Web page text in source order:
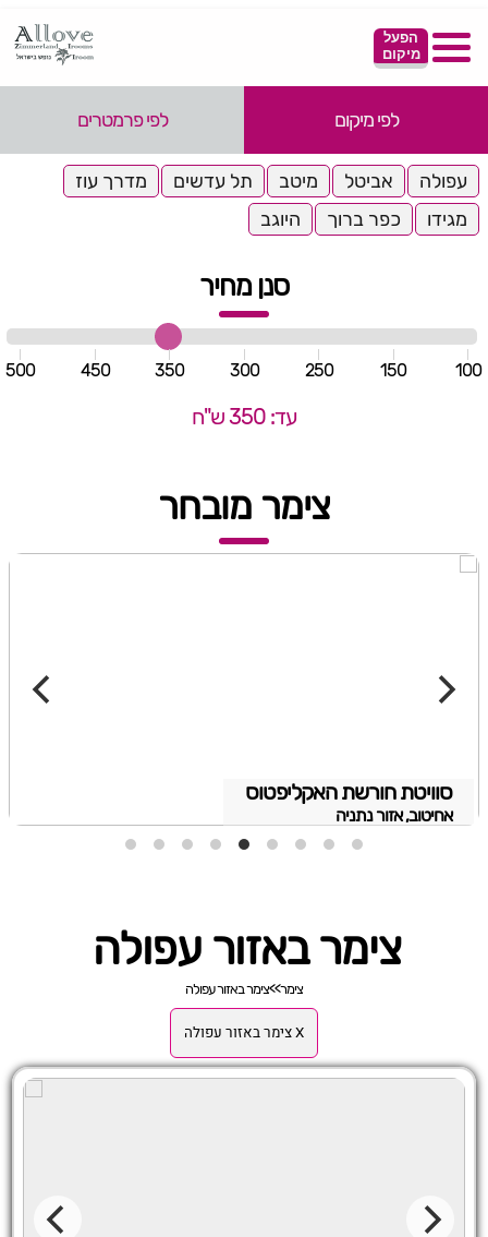
הפעל
מיקום
לפי מיקום לפי פרמטרים
עפולה אביטל מיטב תל עדשים
מדרך עוז
מגידו
כפר ברוך היוגב
סנן מחיר
100
150
250
300
350
450
500
עד: 350 ש"ח
צימר מובחר
סוויטת חורשת האקליפטוס
אחיטוב, אזור נתניה
צימר באזור עפולה
צימר>>צימר באזור עפולה
X צימר באזור עפולה